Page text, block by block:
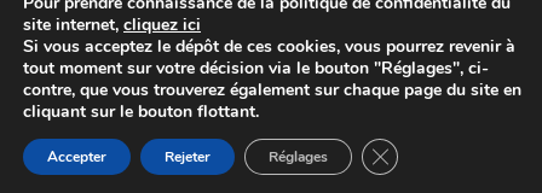
Conseil d’établissement
Retrouvez les derniers comptes rendus du conseil
Attributions
site internet, cliquez ici
Si vous acceptez le dépôt de ces cookies, vous pourrez revenir à
tout moment sur votre décision via le bouton "Réglages", ci-
contre, que vous trouverez également sur chaque page du site en
cliquant sur le bouton flottant.
Accepter Rejeter Réglages Close GDPR Cookie